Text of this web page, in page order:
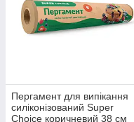
Пергамент для випікання
силіконізований Super
Choice коричневий 38 см